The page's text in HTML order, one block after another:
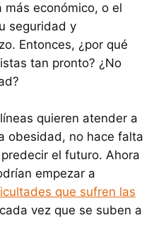
económico, o el
seguridad y
Entonces, ¿por qué
tan pronto? ¿No
quieren atender a
obesidad, no hace falta
el futuro. Ahora
empezar a
que sufren las
cada vez que se suben a